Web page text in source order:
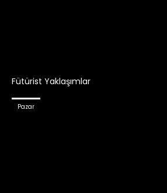
Fütürist Yaklaşımlar
Pazar